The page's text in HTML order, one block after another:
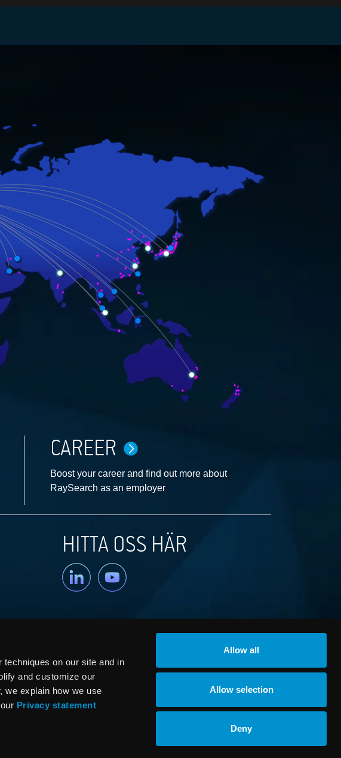
techniques on our site and in
and customize our
we explain how we use
Privacy statement
Allow all
Allow selection
Deny
CAREER
Boost your career and find out more about
RaySearch as an employer
HITTA OSS HÄR
Linkedin YouTube
© RaySearch Laboratories 2026